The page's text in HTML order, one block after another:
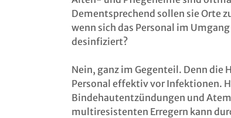
Dementsprechend sollen sie Orte
wenn sich das Personal im
desinfiziert?
Nein, ganz im Gegenteil. Denn die
Personal effektiv vor Infektionen.
Bindehautentzündungen und
multiresistenten Erregern kann